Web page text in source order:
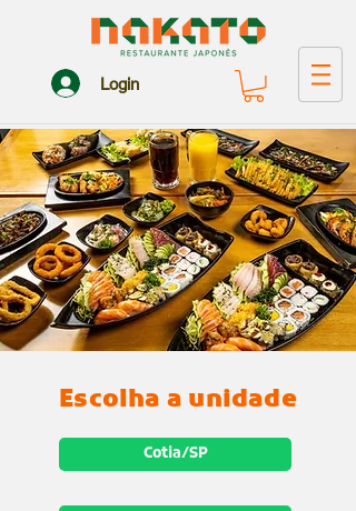
Login
Escolha a unidade
Cotia/SP